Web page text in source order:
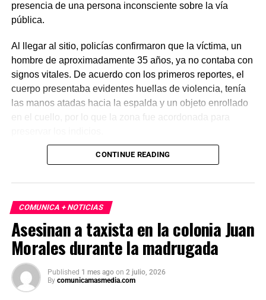
presencia de una persona inconsciente sobre la vía
pública.
Al llegar al sitio, policías confirmaron que la víctima, un
hombre de aproximadamente 35 años, ya no contaba con
signos vitales. De acuerdo con los primeros reportes, el
cuerpo presentaba evidentes huellas de violencia, tenía
las manos atadas hacia la espalda y un objeto enrollado
en el cuello, por lo que la zona fue acordonada para
Las primeras investigaciones apuntan a que el hombre
madrugada. Personal de la Fiscalía y del Servicio Médico
Forense realizó el levantamiento del cuerpo e inició la
carpeta de investigación correspondiente para esclarecer
este homicidio.
CONTINUE READING
COMUNICA + NOTICIAS
Asesinan a taxista en la colonia Juan
Morales durante la madrugada
Published 1 mes ago on 2 julio, 2026
By comunicamasmedia.com